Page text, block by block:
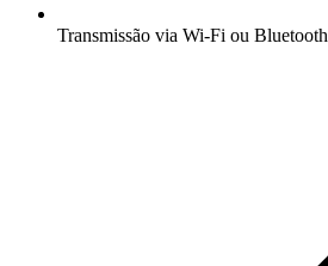
Transmissão via Wi-Fi ou Bluetooth